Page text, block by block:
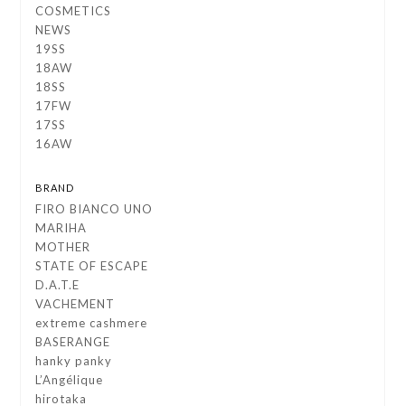
COSMETICS
NEWS
19SS
18AW
18SS
17FW
17SS
16AW
BRAND
FIRO BIANCO UNO
MARIHA
MOTHER
STATE OF ESCAPE
D.A.T.E
VACHEMENT
extreme cashmere
BASERANGE
hanky panky
L’Angélique
hirotaka